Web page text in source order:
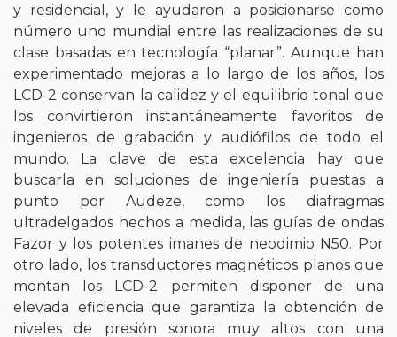
y residencial, y le ayudaron a posicionarse como
número uno mundial entre las realizaciones de su
clase basadas en tecnología “planar”. Aunque han
experimentado mejoras a lo largo de los años, los
LCD-2 conservan la calidez y el equilibrio tonal que
los convirtieron instantáneamente favoritos de
ingenieros de grabación y audiófilos de todo el
mundo. La clave de esta excelencia hay que
buscarla en soluciones de ingeniería puestas a
punto por Audeze, como los diafragmas
ultradelgados hechos a medida, las guías de ondas
Fazor y los potentes imanes de neodimio N50. Por
otro lado, los transductores magnéticos planos que
montan los LCD-2 permiten disponer de una
elevada eficiencia que garantiza la obtención de
niveles de presión sonora muy altos con una